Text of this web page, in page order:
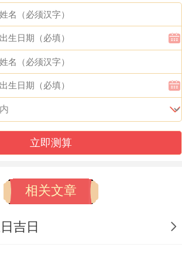
布局要旨
宜动、可放置绿色植物或泰
场；岁破正北忌开门窗，需以
笼化解冲煞，七月紫白飞星布
中宫。
放置金属器皿聚财；二黑病符
水晶促进家宅与谐，三煞北方
立即测算
相关文章
吉日